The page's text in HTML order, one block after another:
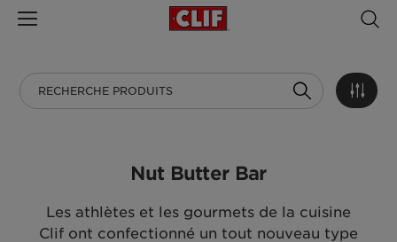
Nut Butter Bar
Les athlètes et les gourmets de la cuisine
Clif ont confectionné un tout nouveau type